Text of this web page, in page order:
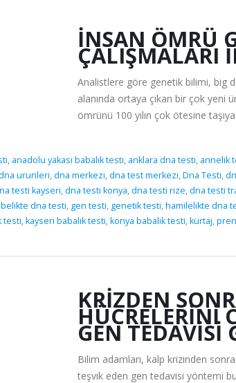
İNSAN ÖMRÜ
ÇALIŞMALARI
Analistlere göre genetik bilimi, big
alanında ortaya çıkan bir çok yeni
ömrünü 100 yılın çok ötesine
, anadolu yakası babalık testi, anklara dna testi, annelik
urunleri,dna merkezi,dna test merkezi,Dna Testi,
testi kayseri,dna testi konya,dna testi rize,dna testi
dna testi, gen testi, genetik testi,hamilelikte dna
testi,kayseri babalık testi,konya babalık testi,kürtaj,
KRIZDEN
HÜCRELERINI
GEN TEDAVISI
Bilim adamları, kalp krizinden
teşvik eden gen tedavisi yöntemi